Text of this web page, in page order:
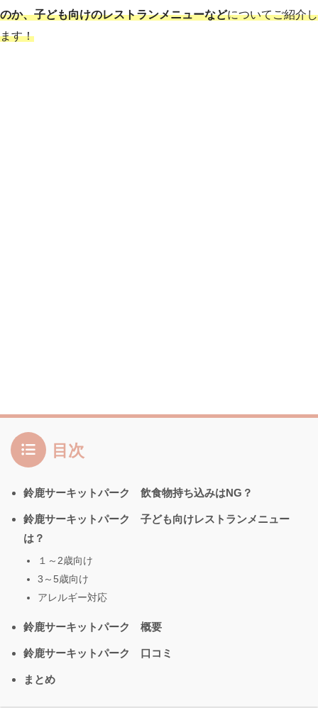
のか、子ども向けのレストランメニューなどについてご紹介し
ます！
目次
鈴鹿サーキットパーク 飲食物持ち込みはNG？
鈴鹿サーキットパーク 子ども向けレストランメニュー
は？
１～2歳向け
3～5歳向け
アレルギー対応
鈴鹿サーキットパーク 概要
鈴鹿サーキットパーク 口コミ
まとめ